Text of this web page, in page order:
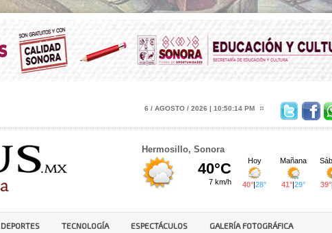
6 / AGOSTO / 2026 | 10:50:16 PM
Hermosillo, Sonora
DEPORTES TECNOLOGÍA ESPECTÁCULOS GALERÍA FOTOGRÁFICA